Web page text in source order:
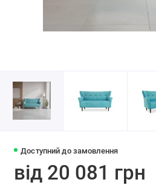
Доступний до замовлення
від 20 081 грн